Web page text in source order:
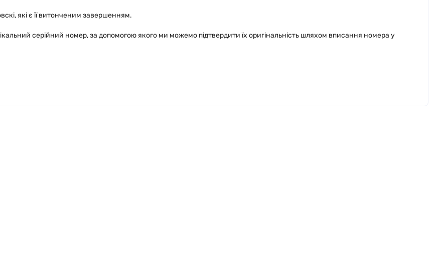
які є її витонченим завершенням.
серійний номер, за допомогою якого ми можемо підтвердити їх оригінальність шляхом вписання номера у